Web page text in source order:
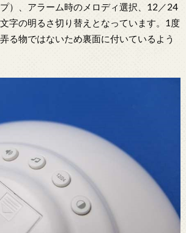
）、アラーム時のメロディ選択、12／24
字の明るさ切り替えとなっています。1度
る物ではないため裏面に付いているよう